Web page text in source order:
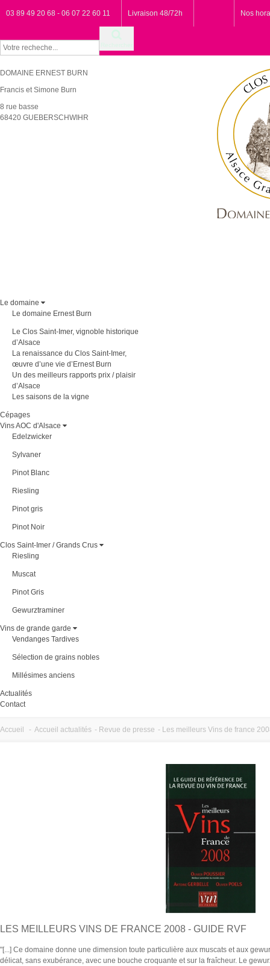
03 89 49 20 68 - 06 07 22 60 11 Livraison 48/72h Nos
Rechercher
DOMAINE ERNEST BURN
Francis et Simone Burn
8 rue basse
68420 GUEBERSCHWIHR
Le domaine
Le domaine Ernest Burn
Le Clos Saint-Imer, vignoble historique
d’Alsace
La renaissance du Clos Saint-Imer,
œuvre d’une vie d’Ernest Burn
Un des meilleurs rapports prix / plaisir
d’Alsace
Les saisons de la vigne
Cépages
Vins AOC d'Alsace
Edelzwicker
Sylvaner
Pinot Blanc
Riesling
Pinot gris
Pinot Noir
Clos Saint-Imer / Grands Crus
Riesling
Muscat
Pinot Gris
Gewurztraminer
Vins de grande garde
Vendanges Tardives
Sélection de grains nobles
Millésimes anciens
Actualités
Contact
Accueil - Accueil actualités - Revue de presse - Les meilleurs Vins de france
LES MEILLEURS VINS DE FRANCE 2008 - GUIDE RVF
"[...] Ce domaine donne une dimension toute particulière aux muscats et aux
délicat, sans exubérance, avec une bouche croquante et sur la fraîcheur. Le